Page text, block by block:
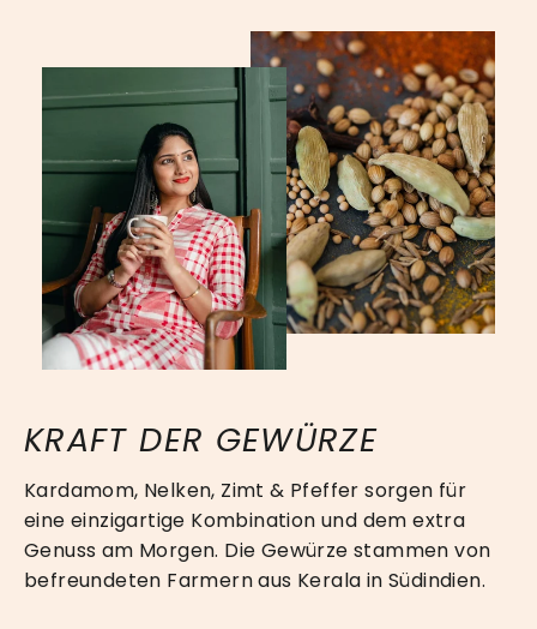
KRAFT DER GEWÜRZE
Kardamom, Nelken, Zimt & Pfeffer sorgen für
eine einzigartige Kombination und dem extra
Genuss am Morgen. Die Gewürze stammen von
befreundeten Farmern aus Kerala in Südindien.